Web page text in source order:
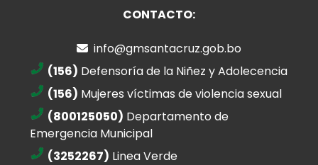
CONTACTO:
info@gmsantacruz.gob.bo
(156) Defensoría de la Niñez y Adolecencia
(156) Mujeres víctimas de violencia sexual
(800125050) Departamento de
Emergencia Municipal
(3252267) Linea Verde